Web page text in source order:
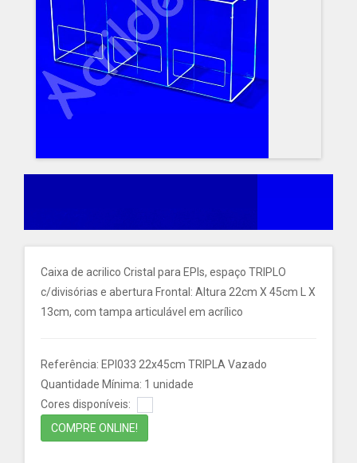
Caixa de acrilico Cristal para EPIs, espaço TRIPLO
c/divisórias e abertura Frontal: Altura 22cm X 45cm L X
13cm, com tampa articulável em acrílico
Referência: EPI033 22x45cm TRIPLA Vazado
Quantidade Mínima: 1 unidade
Cores disponíveis:
COMPRE ONLINE!